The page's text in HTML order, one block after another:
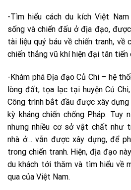
-Tìm hiểu cách du kích Việt
sống và chiến đấu ở địa đạo,
tài liệu quý báu về chiến tranh, về
chiến thắng vũ khí hiện đại tân tiến
-Khám phá Địa đạo Củ Chi – hệ
lòng đất, tọa lạc tại huyện Củ
Công trình bắt đầu được xây
kỳ kháng chiến chống Pháp. Tuy
nhưng nhiều cơ sở vật chất như
nhà ở… vẫn được xây dựng, để
trong chiến tranh. Hiện, địa đạo
du khách tới thăm và tìm hiểu về
qua của Việt Nam.